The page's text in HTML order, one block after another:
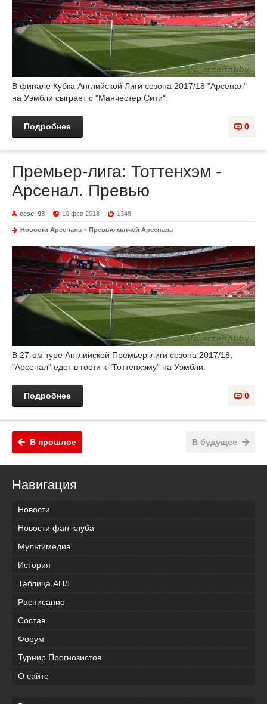
В финале Кубка Английской Лиги сезона 2017/18 "Арсенал"
на Уэмбли сыграет с "Манчестер Сити".
0
Подробнее
Премьер-лига: Тоттенхэм -
Арсенал. Превью
cesc_93 10 фев 2018 1348
Новости Арсенала » Превью матчей Арсенала
В 27-ом туре Английской Премьер-лиги сезона 2017/18,
"Арсенал" едет в гости к "Тоттенхэму" на Уэмбли.
0
Подробнее
В будущее
В прошлое
Навигация
Новости
Новости фан-клуба
Мультимедиа
История
Таблица АПЛ
Расписание
Состав
Форум
Турнир Прогнозистов
О сайте